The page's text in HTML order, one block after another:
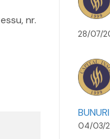
nr.
28/07/
04/03/